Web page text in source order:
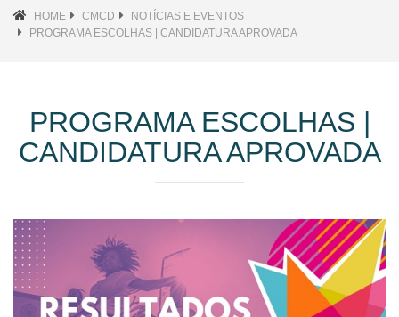
HOME CMCD
NOTÍCIAS E EVENTOS
PROGRAMA ESCOLHAS | CANDIDATURA APROVADA
PROGRAMA ESCOLHAS |
CANDIDATURA APROVADA